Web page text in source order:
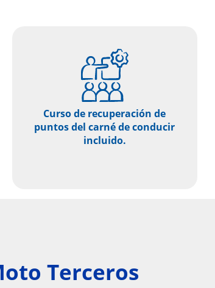
Curso de recuperación de
puntos del carné de conducir
incluido.
Terceros